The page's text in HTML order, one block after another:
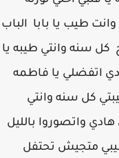
طيب يا بابا الباب
سنه وانتي طيبه يا
اتفضلي يا فاطمه
كل سنه وانتي
هادي واتصوروا بالليل
متجيش تحتفل